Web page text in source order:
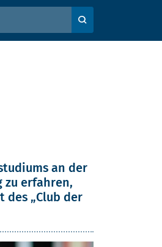
an der
zu erfahren,
„Club der